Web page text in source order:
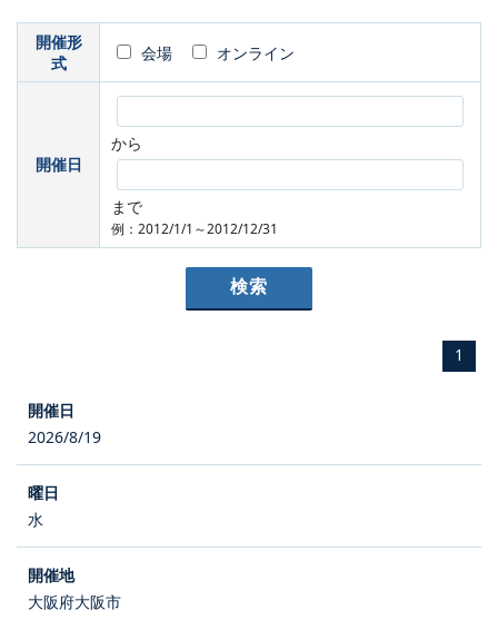
開催形
式
会場 オンライン
開催日
から
まで
例：2012/1/1～2012/12/31
1
2026/8/19
水
大阪府大阪市